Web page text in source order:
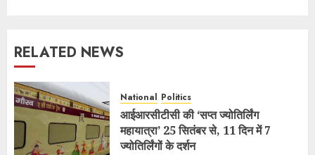
RELATED NEWS
National Politics
आईआरसीटीसी की ‘सप्त ज्योतिर्लिंग
महायात्रा’ 25 सितंबर से, 11 दिन में 7
ज्योतिर्लिंगों के दर्शन